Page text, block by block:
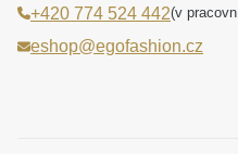
Laboratorní diamanty jsou
Jak správně pečovat o šperky
Poučení o právu na odstoupení
+420 774 524 442(v
eshop@egofashion.cz